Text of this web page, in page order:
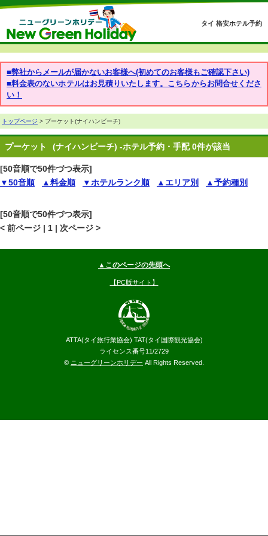
タイ 格安ホテル予約
■弊社からメールが届かないお客様へ(初めてのお客様もご確認下さい)
■料金表のないホテルはお見積りいたします。こちらからお問合せくださ
い！
トップページ > プーケット(ナイハンビーチ)
プーケット (ナイハンビーチ) -ホテル予約・手配 0件が該当
[50音順で50件づつ表示]
▼50音順
▲料金順 ▼ホテルランク順 ▲エリア別 ▲予約種別
[50音順で50件づつ表示]
< 前ページ | 1 | 次ページ >
▲このページの先頭へ
【PC版サイト】
ATTA(タイ旅行業協会) TAT(タイ国際観光協会)
ライセンス番号11/2729
© ニューグリーンホリデー All Rights Reserved.